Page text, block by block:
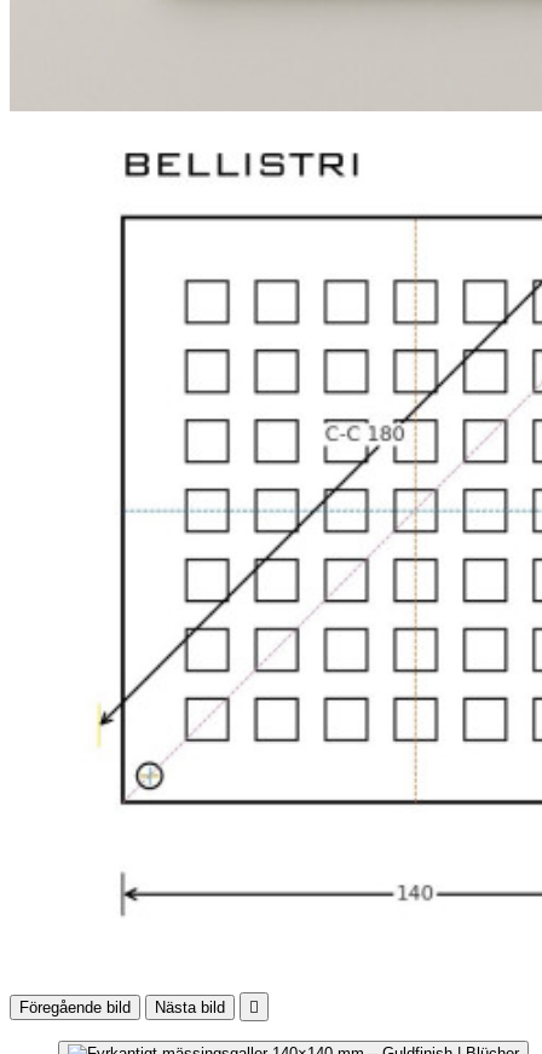
Föregående bild Nästa bild 